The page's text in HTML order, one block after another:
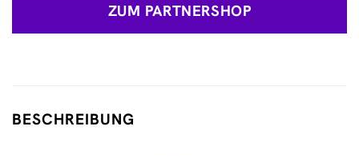
ZUM PARTNERSHOP
BESCHREIBUNG